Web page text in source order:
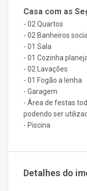
Casa com as
- 02 Quartos
- 02 Banheiros
- 01 Sala
- 01 Cozinha
- 02 Lavações
- 01 Fogão a lenha
- Garagem
- Área de festas
podendo ser
- Piscina
Detalhes do